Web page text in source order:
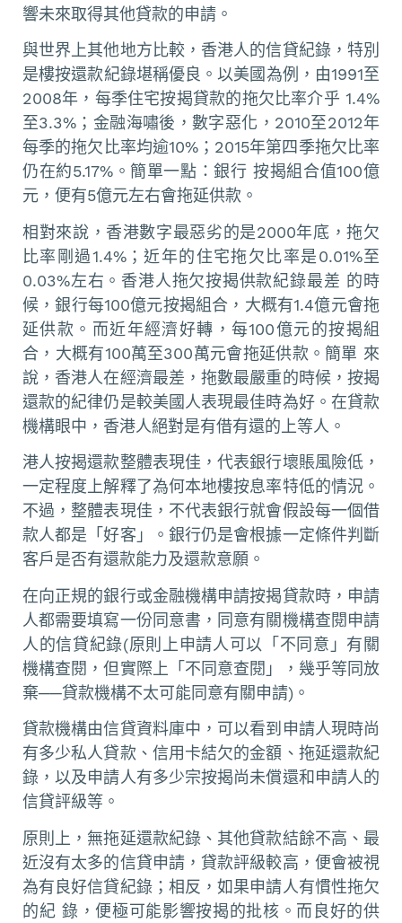
響未來取得其他貸款的申請。
與世界上其他地方比較，香港人的信貸紀錄，特別
是樓按還款紀錄堪稱優良。以美國為例，由1991至
2008年，每季住宅按揭貸款的拖欠比率介乎 1.4%
至3.3%；金融海嘯後，數字惡化，2010至2012年
每季的拖欠比率均逾10%；2015年第四季拖欠比率
仍在約5.17%。簡單一點：銀行 按揭組合值100億
元，便有5億元左右會拖延供款。
相對來說，香港數字最惡劣的是2000年底，拖欠
比率剛過1.4%；近年的住宅拖欠比率是0.01%至
0.03%左右。香港人拖欠按揭供款紀錄最差 的時
候，銀行每100億元按揭組合，大概有1.4億元會拖
延供款。而近年經濟好轉，每100億元的按揭組
合，大概有100萬至300萬元會拖延供款。簡單 來
說，香港人在經濟最差，拖數最嚴重的時候，按揭
還款的紀律仍是較美國人表現最佳時為好。在貸款
機構眼中，香港人絕對是有借有還的上等人。
港人按揭還款整體表現佳，代表銀行壞賬風險低，
一定程度上解釋了為何本地樓按息率特低的情況。
不過，整體表現佳，不代表銀行就會假設每一個借
款人都是「好客」。銀行仍是會根據一定條件判斷
客戶是否有還款能力及還款意願。
在向正規的銀行或金融機構申請按揭貸款時，申請
人都需要填寫一份同意書，同意有關機構查閱申請
人的信貸紀錄(原則上申請人可以「不同意」有關
機構查閱，但實際上「不同意查閱」，幾乎等同放
棄──貸款機構不太可能同意有關申請)。
貸款機構由信貸資料庫中，可以看到申請人現時尚
有多少私人貸款、信用卡結欠的金額、拖延還款紀
錄，以及申請人有多少宗按揭尚未償還和申請人的
信貸評級等。
原則上，無拖延還款紀錄、其他貸款結餘不高、最
近沒有太多的信貸申請，貸款評級較高，便會被視
為有良好信貸紀錄；相反，如果申請人有慣性拖欠
的紀 錄，便極可能影響按揭的批核。而良好的供